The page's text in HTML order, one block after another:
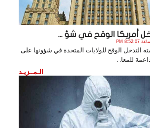
أمريكا الوقح في شؤ ...
التدخل الوقح للولايات المتحدة في شؤونها على
للمعا. .
الـمــزيـد